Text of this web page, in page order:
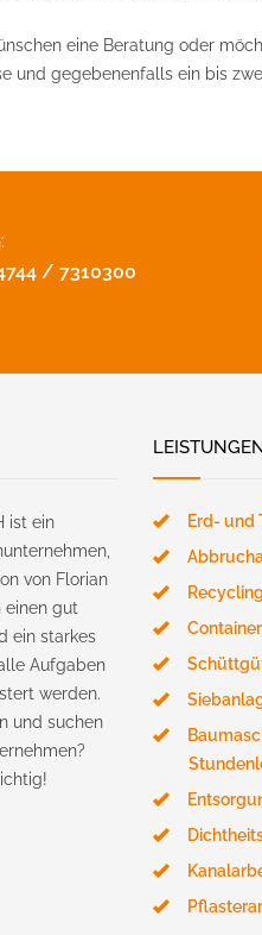
eine Beratung oder
und gegebenenfalls ein bis
/ 7310300
ist ein
von Florian
einen gut
ein starkes
Aufgaben
werden.
und suchen
Erd- und
Recycling
Container